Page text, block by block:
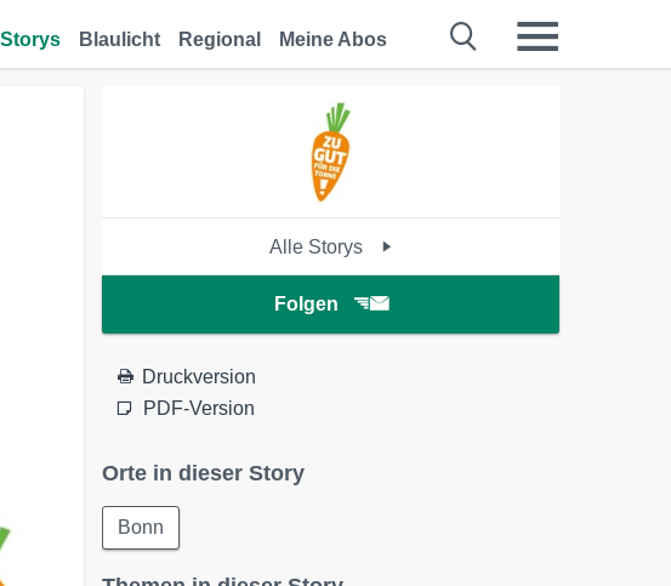
Storys Blaulicht Regional Meine Abos
Alle Storys
Folgen
Druckversion
PDF-Version
Orte in dieser Story
Bonn